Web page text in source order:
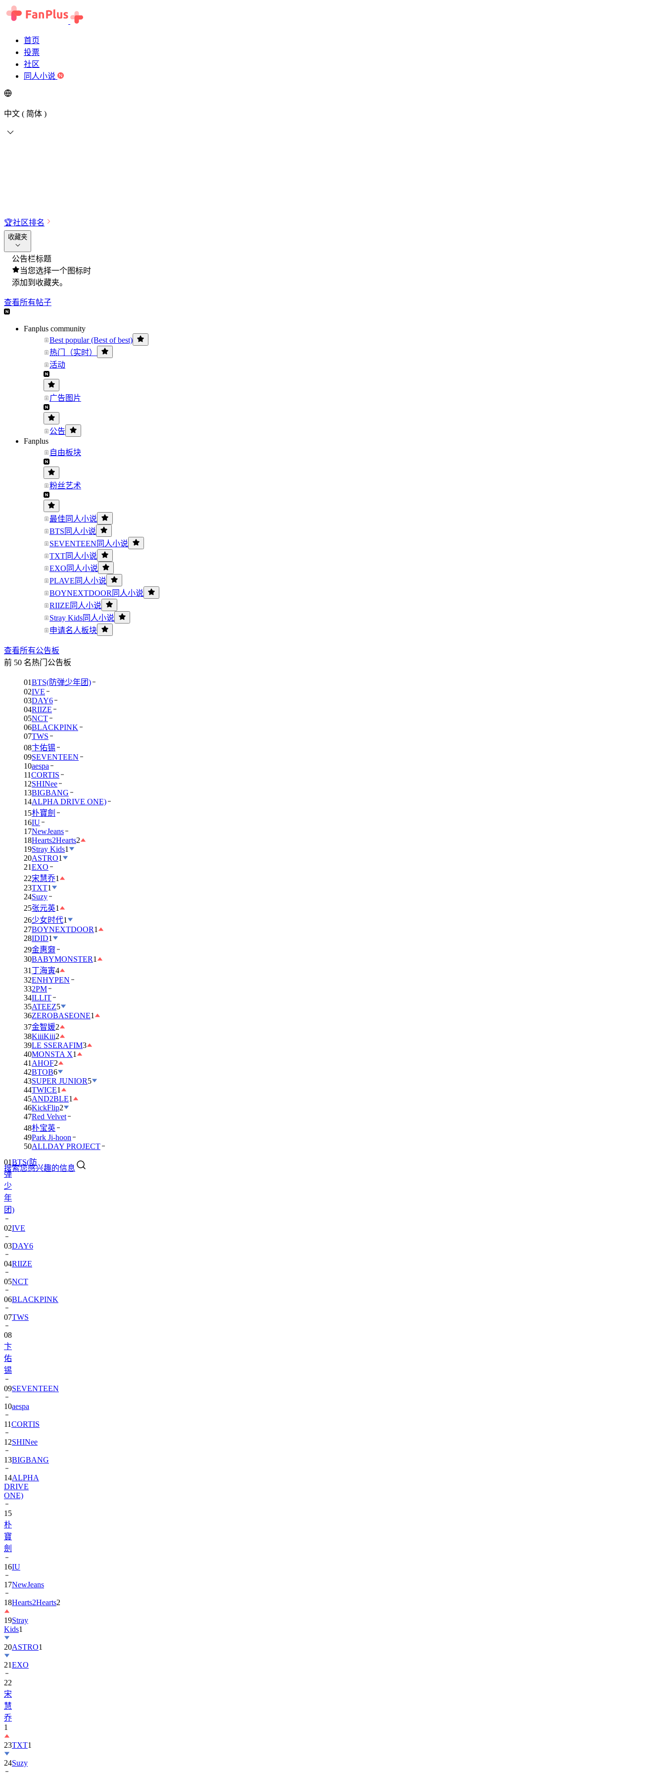
首页
投票
社区
同人小说
中文 ( 简体 )
🏆社区排名
收藏夹
公告栏标题
当您选择一个图标时
添加到收藏夹。
查看所有帖子
Fanplus community
Best popular (Best of best)
热门（实时）
活动
广告图片
公告
Fanplus
自由板块
粉丝艺术
最佳同人小说
BTS同人小说
SEVENTEEN同人小说
TXT同人小说
EXO同人小说
PLAVE同人小说
BOYNEXTDOOR同人小说
RIIZE同人小说
Stray Kids同人小说
申请名人板块
查看所有公告板
前 50 名热门公告板
01BTS(防弹少年团)
02IVE
03DAY6
04RIIZE
05NCT
06BLACKPINK
07TWS
08卞佑锡
09SEVENTEEN
10aespa
11CORTIS
12SHINee
13BIGBANG
14ALPHA DRIVE ONE)
15朴寶劍
16IU
17NewJeans
18Hearts2Hearts2
19Stray Kids1
20ASTRO1
21EXO
22宋慧乔1
23TXT1
24Suzy
25张元英1
26少女时代1
27BOYNEXTDOOR1
28IDID1
29金惠奫
30BABYMONSTER1
31 丁海寅4
32ENHYPEN
332PM
34ILLIT
35ATEEZ5
36ZEROBASEONE1
37金智媛2
38KiiiKiii2
39LE SSERAFIM3
40MONSTA X1
41 AHOF2
42BTOB6
43SUPER JUNIOR5
44TWICE1
45AND2BLE1
46KickFlip2
47Red Velvet
48朴宝英
49Park Ji-hoon
50ALLDAY PROJECT
搜索您感兴趣的信息
01BTS(防
弹
少
年
团)
02IVE
03DAY6
04RIIZE
05NCT
06BLACKPINK
07TWS
08
卞
佑
锡
09SEVENTEEN
10aespa
11CORTIS
12SHINee
13BIGBANG
14ALPHA
DRIVE
ONE)
15
朴
寶
劍
16IU
17NewJeans
18Hearts2Hearts2
19Stray
Kids1
20ASTRO1
21EXO
22
宋
慧
乔
1
23TXT1
24Suzy